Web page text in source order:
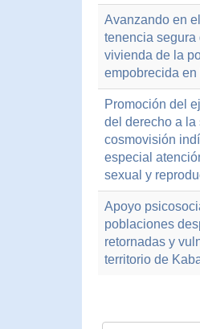
Avanzando en
tenencia segura
vivienda de la
empobrecida en
Promoción del
del derecho a la
cosmovisión
especial
sexual y
Apoyo
poblaciones
retornadas y
territorio de